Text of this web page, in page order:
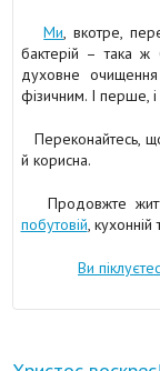
Ми, вкотре,
бактерій – така ж
духовне
фізичним. І перше,
Переконайтесь,
й корисна.
Продовжте
побутовій, кухонній
Ви